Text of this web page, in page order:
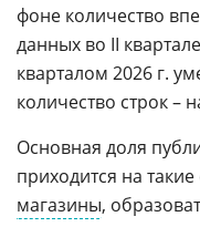
фоне количество
данных во II
кварталом 2026 г.
количество строк –
Основная доля
приходится на
магазины,